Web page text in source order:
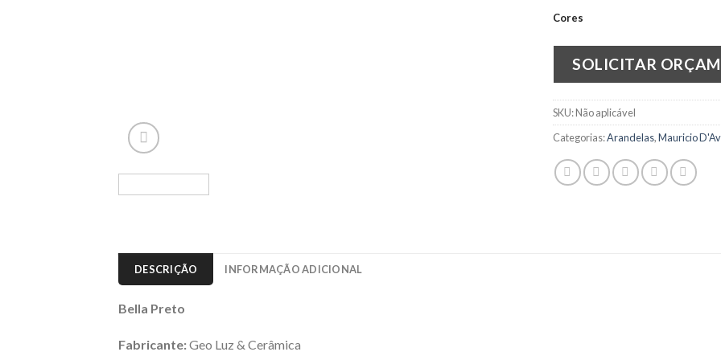
Cores
SOLICITAR
SKU:Não aplicável
Categorias:Arandelas,Mauricio
DESCRIÇÃO INFORMAÇÃO ADICIONAL
Bella Preto
Fabricante:Geo Luz & Cerâmica